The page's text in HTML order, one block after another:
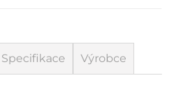
Specifikace Výrobce